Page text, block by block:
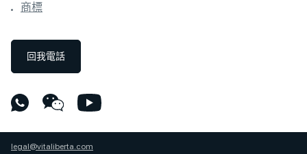
商標
回我電話
legal@vitaliberta.com